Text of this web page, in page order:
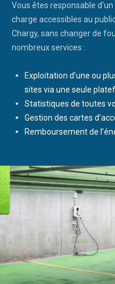
Vous êtes responsable
charge accessibles au
Chargy, sans changer de
nombreux services :
Exploitation d’une ou
sites via une seule
Statistiques de toutes
Gestion des cartes
Remboursement de